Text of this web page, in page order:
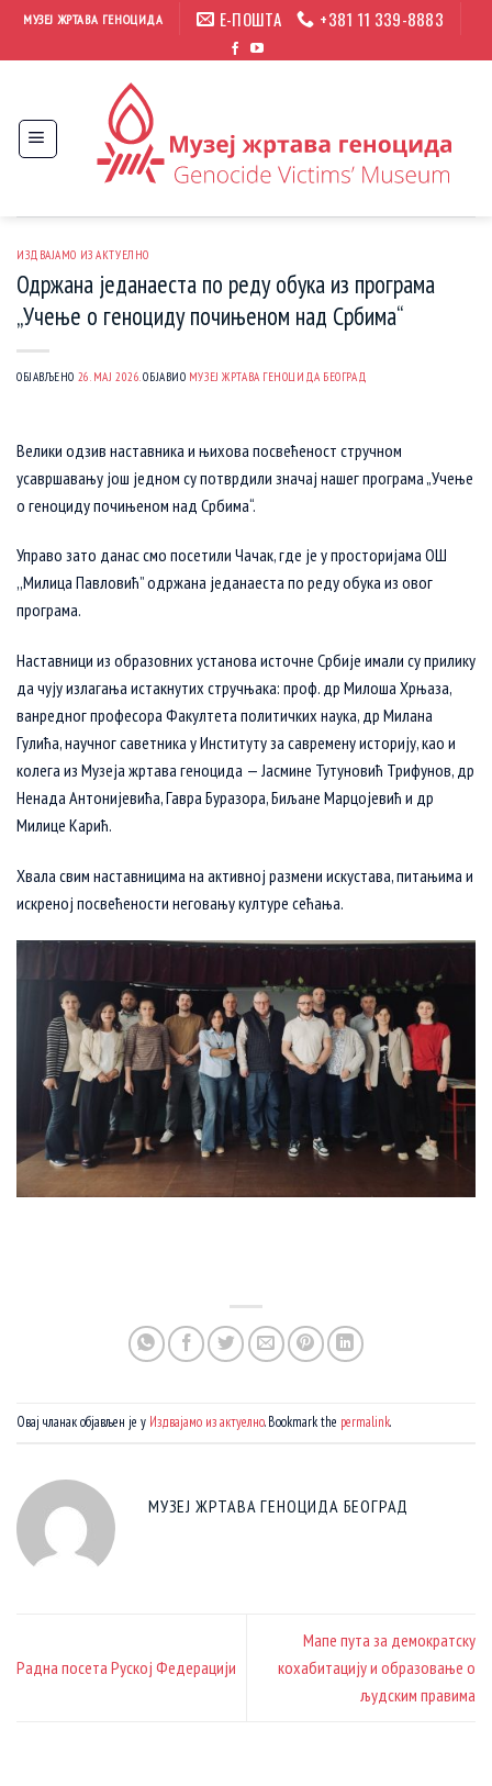
Прескочи
садржај
МУЗЕЈ ЖРТАВА ГЕНОЦИДА Е-ПОШТА +381 11 339-8883
ИЗДВАЈАМО ИЗ АКТУЕЛНО
Одржана једанаеста по реду обука из програма
„Учење о геноциду почињеном над Србима“
ОБЈАВЉЕНО 26. МАЈ 2026. ОБЈАВИО МУЗЕЈ ЖРТАВА ГЕНОЦИДА БЕОГРАД
Велики одзив наставника и њихова посвећеност стручном
усавршавању још једном су потврдили значај нашег програма „Учење
о геноциду почињеном над Србима“.
Управо зато данас смо посетили Чачак, где је у просторијама ОШ
,,Милица Павловић” одржана једанаеста по реду обука из овог
програма.
Наставници из образовних установа источне Србије имали су прилику
да чују излагања истакнутих стручњака: проф. др Милоша Хрњаза,
ванредног професора Факултета политичких наука, др Милана
Гулића, научног саветника у Институту за савремену историју, као и
колега из Музеја жртава геноцида — Јасмине Тутуновић Трифунов, др
Ненада Антонијевића, Гавра Буразора, Биљане Марцојевић и др
Милице Карић.
Хвала свим наставницима на активној размени искустава, питањима и
искреној посвећености неговању културе сећања.
Овај чланак објављен је у Издвајамо из актуелно. Bookmark the permalink.
МУЗЕЈ ЖРТАВА ГЕНОЦИДА БЕОГРАД
Радна посета Руској Федерацији
Мапе пута за демократску
кохабитацију и образовање о
људским правима